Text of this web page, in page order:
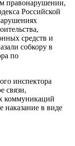
правонарушении,
Российской
средств и
собкору в
по
инспектора
связи,
коммуникаций
наказание в виде